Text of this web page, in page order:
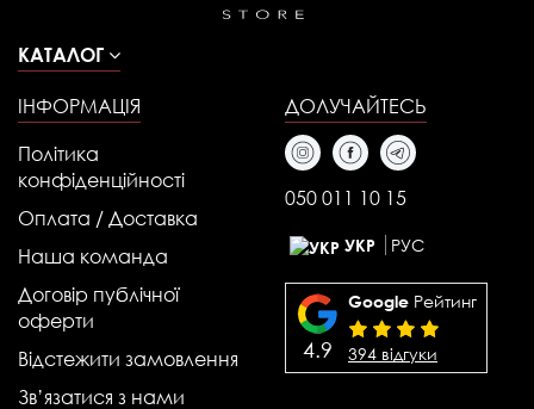
КАТАЛОГ
ІНФОРМАЦІЯ
Політика
конфіденційності
Оплата / Доставка
Наша команда
Договір публічної
оферти
Відстежити замовлення
Зв’язатися з нами
ДОЛУЧАЙТЕСЬ
050 011 10 15
УКР РУС
4.9
Google Рейтинг
394 відгуки